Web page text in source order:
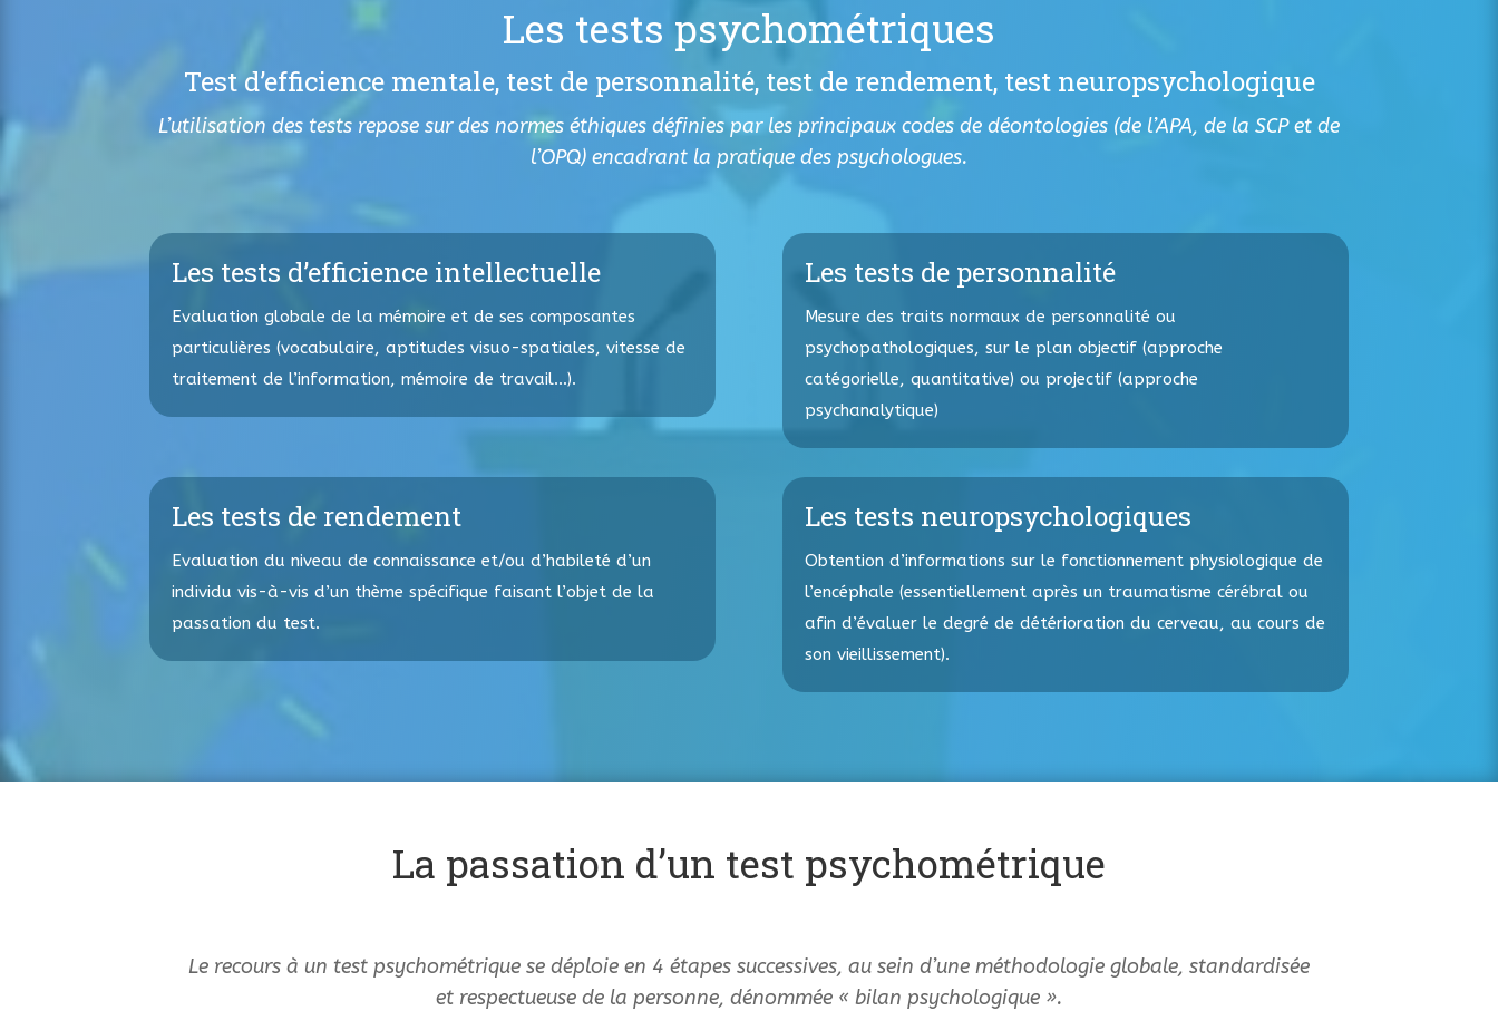
Les tests psychométriques
Test d’efficience mentale, test de personnalité, test de rendement, test neuropsychologique
L’utilisation des tests repose sur des normes éthiques définies par les principaux codes de déontologies (de l’APA, de la SCP et de
l’OPQ) encadrant la pratique des psychologues.
Les tests d’efficience intellectuelle
Evaluation globale de la mémoire et de ses composantes
particulières (vocabulaire, aptitudes visuo-spatiales, vitesse de
traitement de l’information, mémoire de travail…).
Les tests de personnalité
Mesure des traits normaux de personnalité ou
psychopathologiques, sur le plan objectif (approche
catégorielle, quantitative) ou projectif (approche
psychanalytique)
Les tests de rendement
Evaluation du niveau de connaissance et/ou d’habileté d’un
individu vis-à-vis d’un thème spécifique faisant l’objet de la
passation du test.
Les tests neuropsychologiques
Obtention d’informations sur le fonctionnement physiologique de
l’encéphale (essentiellement après un traumatisme cérébral ou
afin d’évaluer le degré de détérioration du cerveau, au cours de
son vieillissement).
La passation d’un test psychométrique
Le recours à un test psychométrique se déploie en 4 étapes successives, au sein d’une méthodologie globale, standardisée
et respectueuse de la personne, dénommée « bilan psychologique ».